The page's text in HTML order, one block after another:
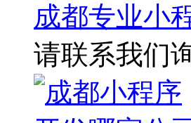
成都专业小
请联系我们